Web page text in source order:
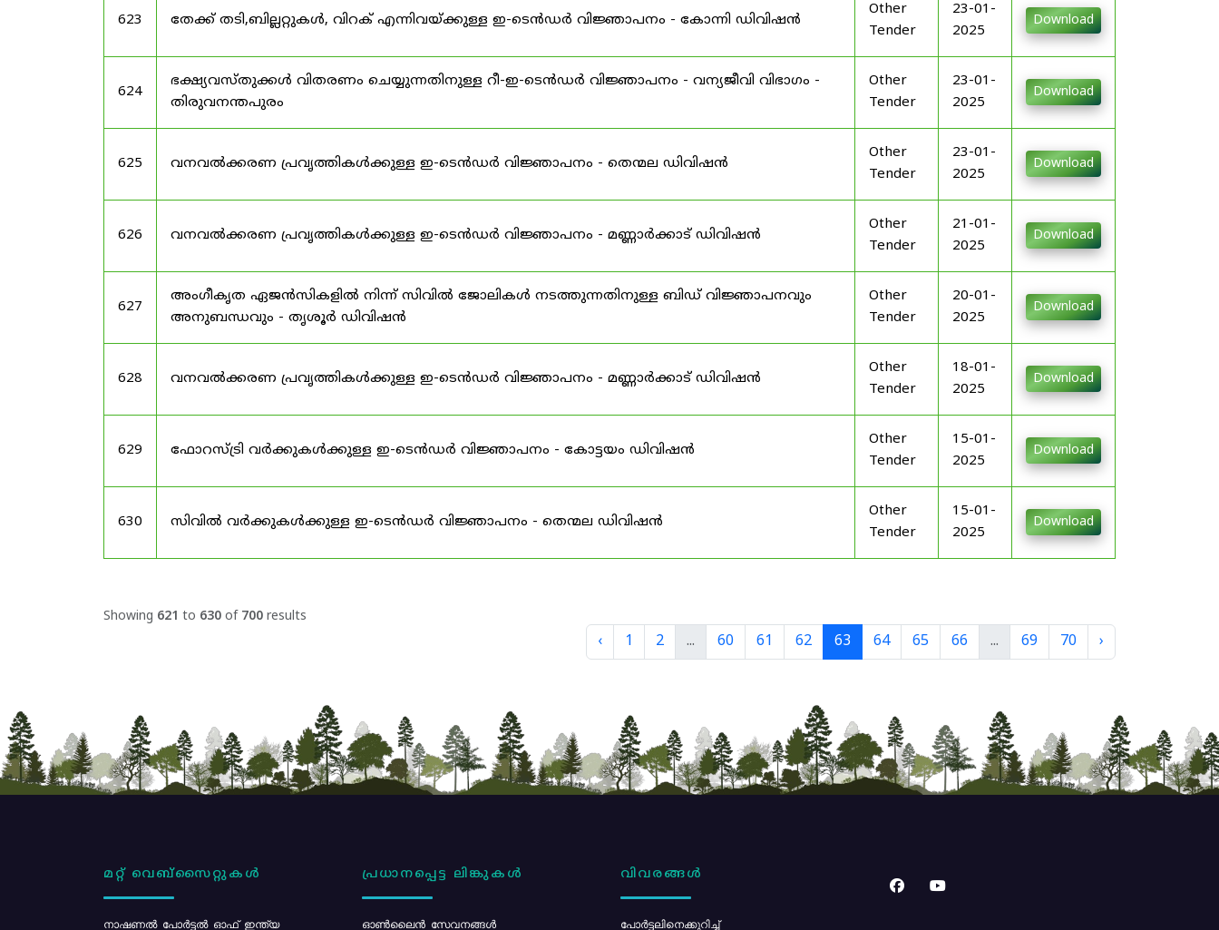
623 തേക്ക് തടി,ബില്ലറ്റുകൾ, വിറക് എന്നിവയ്ക്കുള്ള ഇ-ടെൻഡർ വിജ്ഞാപനം - കോന്നി ഡിവിഷൻ
Other
Tender
23-01-
2025
Download
624
ഭക്ഷ്യവസ്തുക്കൾ വിതരണം ചെയ്യുന്നതിനുള്ള റീ-ഇ-ടെൻഡർ വിജ്ഞാപനം - വന്യജീവി വിഭാഗം -
തിരുവനന്തപുരം
Other
Tender
23-01-
2025
Download
625 വനവൽക്കരണ പ്രവൃത്തികൾക്കുള്ള ഇ-ടെൻഡർ വിജ്ഞാപനം - തെന്മല ഡിവിഷൻ
Other
Tender
23-01-
2025
Download
626 വനവൽക്കരണ പ്രവൃത്തികൾക്കുള്ള ഇ-ടെൻഡർ വിജ്ഞാപനം - മണ്ണാർക്കാട് ഡിവിഷൻ
Other
Tender
21-01-
2025
Download
627
അംഗീകൃത ഏജൻസികളിൽ നിന്ന് സിവിൽ ജോലികൾ നടത്തുന്നതിനുള്ള ബിഡ് വിജ്ഞാപനവും
അനുബന്ധവും - തൃശൂർ ഡിവിഷൻ
Other
Tender
20-01-
2025
Download
628 വനവൽക്കരണ പ്രവൃത്തികൾക്കുള്ള ഇ-ടെൻഡർ വിജ്ഞാപനം - മണ്ണാർക്കാട് ഡിവിഷൻ
Other
Tender
18-01-
2025
Download
629 ഫോറസ്ട്രി വർക്കുകൾക്കുള്ള ഇ-ടെൻഡർ വിജ്ഞാപനം - കോട്ടയം ഡിവിഷൻ
Other
Tender
15-01-
2025
Download
630 സിവിൽ വർക്കുകൾക്കുള്ള ഇ-ടെൻഡർ വിജ്ഞാപനം - തെന്മല ഡിവിഷൻ
Other
Tender
15-01-
2025
Download
Showing 621 to 630 of 700 results
‹ 1 2 ... 60 61 62 63 64 65 66 ... 69 70 ›
മറ്റ് വെബ്സൈറ്റുകൾ
നാഷണൽ പോർട്ടൽ ഓഫ് ഇന്ത്യ
പ്രധാനപ്പെട്ട ലിങ്കുകൾ
ഓൺലൈൻ സേവനങ്ങൾ
വിവരങ്ങൾ
പോര്‍ട്ടലിനെക്കുറിച്ച്